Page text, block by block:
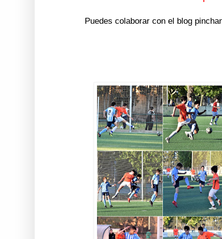
Puedes colaborar con el blog